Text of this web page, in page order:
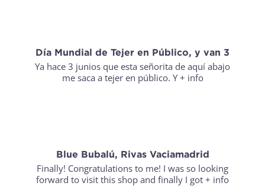
Día Mundial de Tejer en Público, y van 3
Ya hace 3 junios que esta señorita de aquí abajo
me saca a tejer en público. Y+ info
Blue Bubalú, Rivas Vaciamadrid
Finally! Congratulations to me! I was so looking
forward to visit this shop and finally I got + info